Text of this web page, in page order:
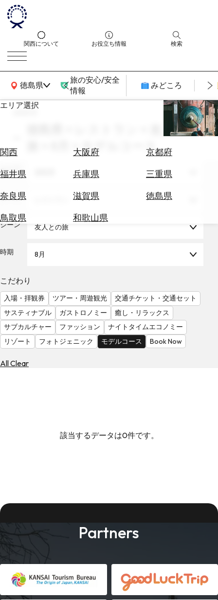
関西について お役立ち情報 検索
徳島県
関西広域MAP
旅の安心/安全
情報
みどころ
エリア選択
関西 大阪府
京都府
福井県
兵庫県
三重県
奈良県
滋賀県
徳島県
鳥取県
和歌山県
エ
券
テ
を
る
気
を
見
る
search
徳島県 × レストラン × 友人との
旅 × 8月 × モデルコース
エリア
テーマ
シーン 友人との旅
時期 8月
こだわり
入場・拝観券 ツアー・周遊観光
交通チケット・交通セット
サスティナブル
ガストロノミー
癒し・リラックス
サブカルチャー
ファッション
ナイトタイムエコノミー
リゾート
フォトジェニック モデルコース Book Now
All Clear
該当するデータは0件です。
Partners